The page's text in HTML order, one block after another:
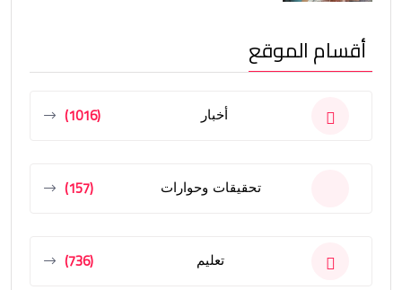
أقسام الموقع
أخبار (1016)
تحقيقات وحوارات (157)
تعليم (736)